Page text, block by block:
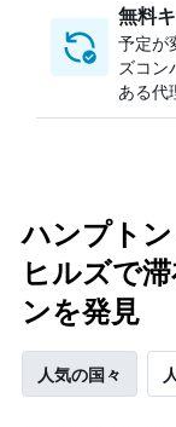
無料
予定が
ズコン
ある代
ハンプトン
ヒルズで
ンを発見
人気の国々